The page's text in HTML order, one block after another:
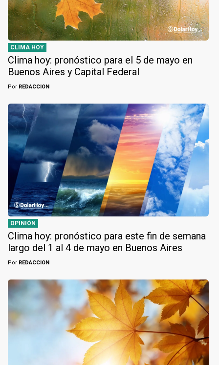
CLIMA HOY
Clima hoy: pronóstico para el 5 de mayo en
Buenos Aires y Capital Federal
Por REDACCION
OPINIÓN
Clima hoy: pronóstico para este fin de semana
largo del 1 al 4 de mayo en Buenos Aires
Por REDACCION